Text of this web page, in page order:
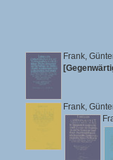
Frank,
Frank,